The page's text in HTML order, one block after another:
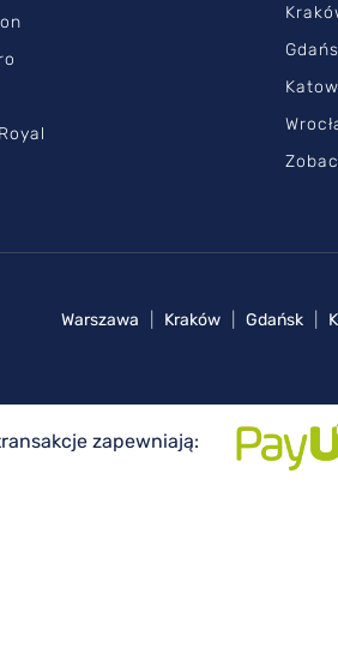
Warszawa Kraków Gdańsk
zapewniają: